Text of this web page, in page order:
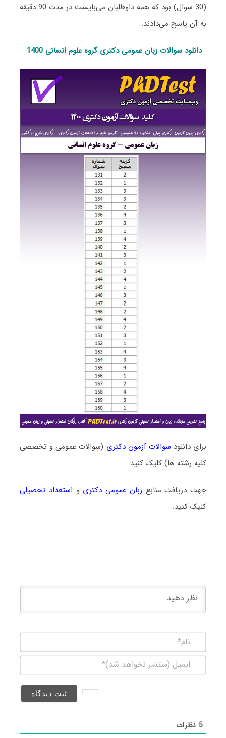
(30 سوال) بود که همه داوطلبان می‌بایست در مدت 90 دقیقه
به آن پاسخ می‌دادند.
دانلود سوالات زبان عمومی دکتری گروه علوم انسانی 1400
برای دانلود سوالات آزمون دکتری (سوالات عمومی و تخصصی
کلیه رشته ها) کلیک کنید.
جهت دریافت منابع زبان عمومی دکتری و استعداد تحصیلی
کلیک کنید.
(منتشر
5 نظرات